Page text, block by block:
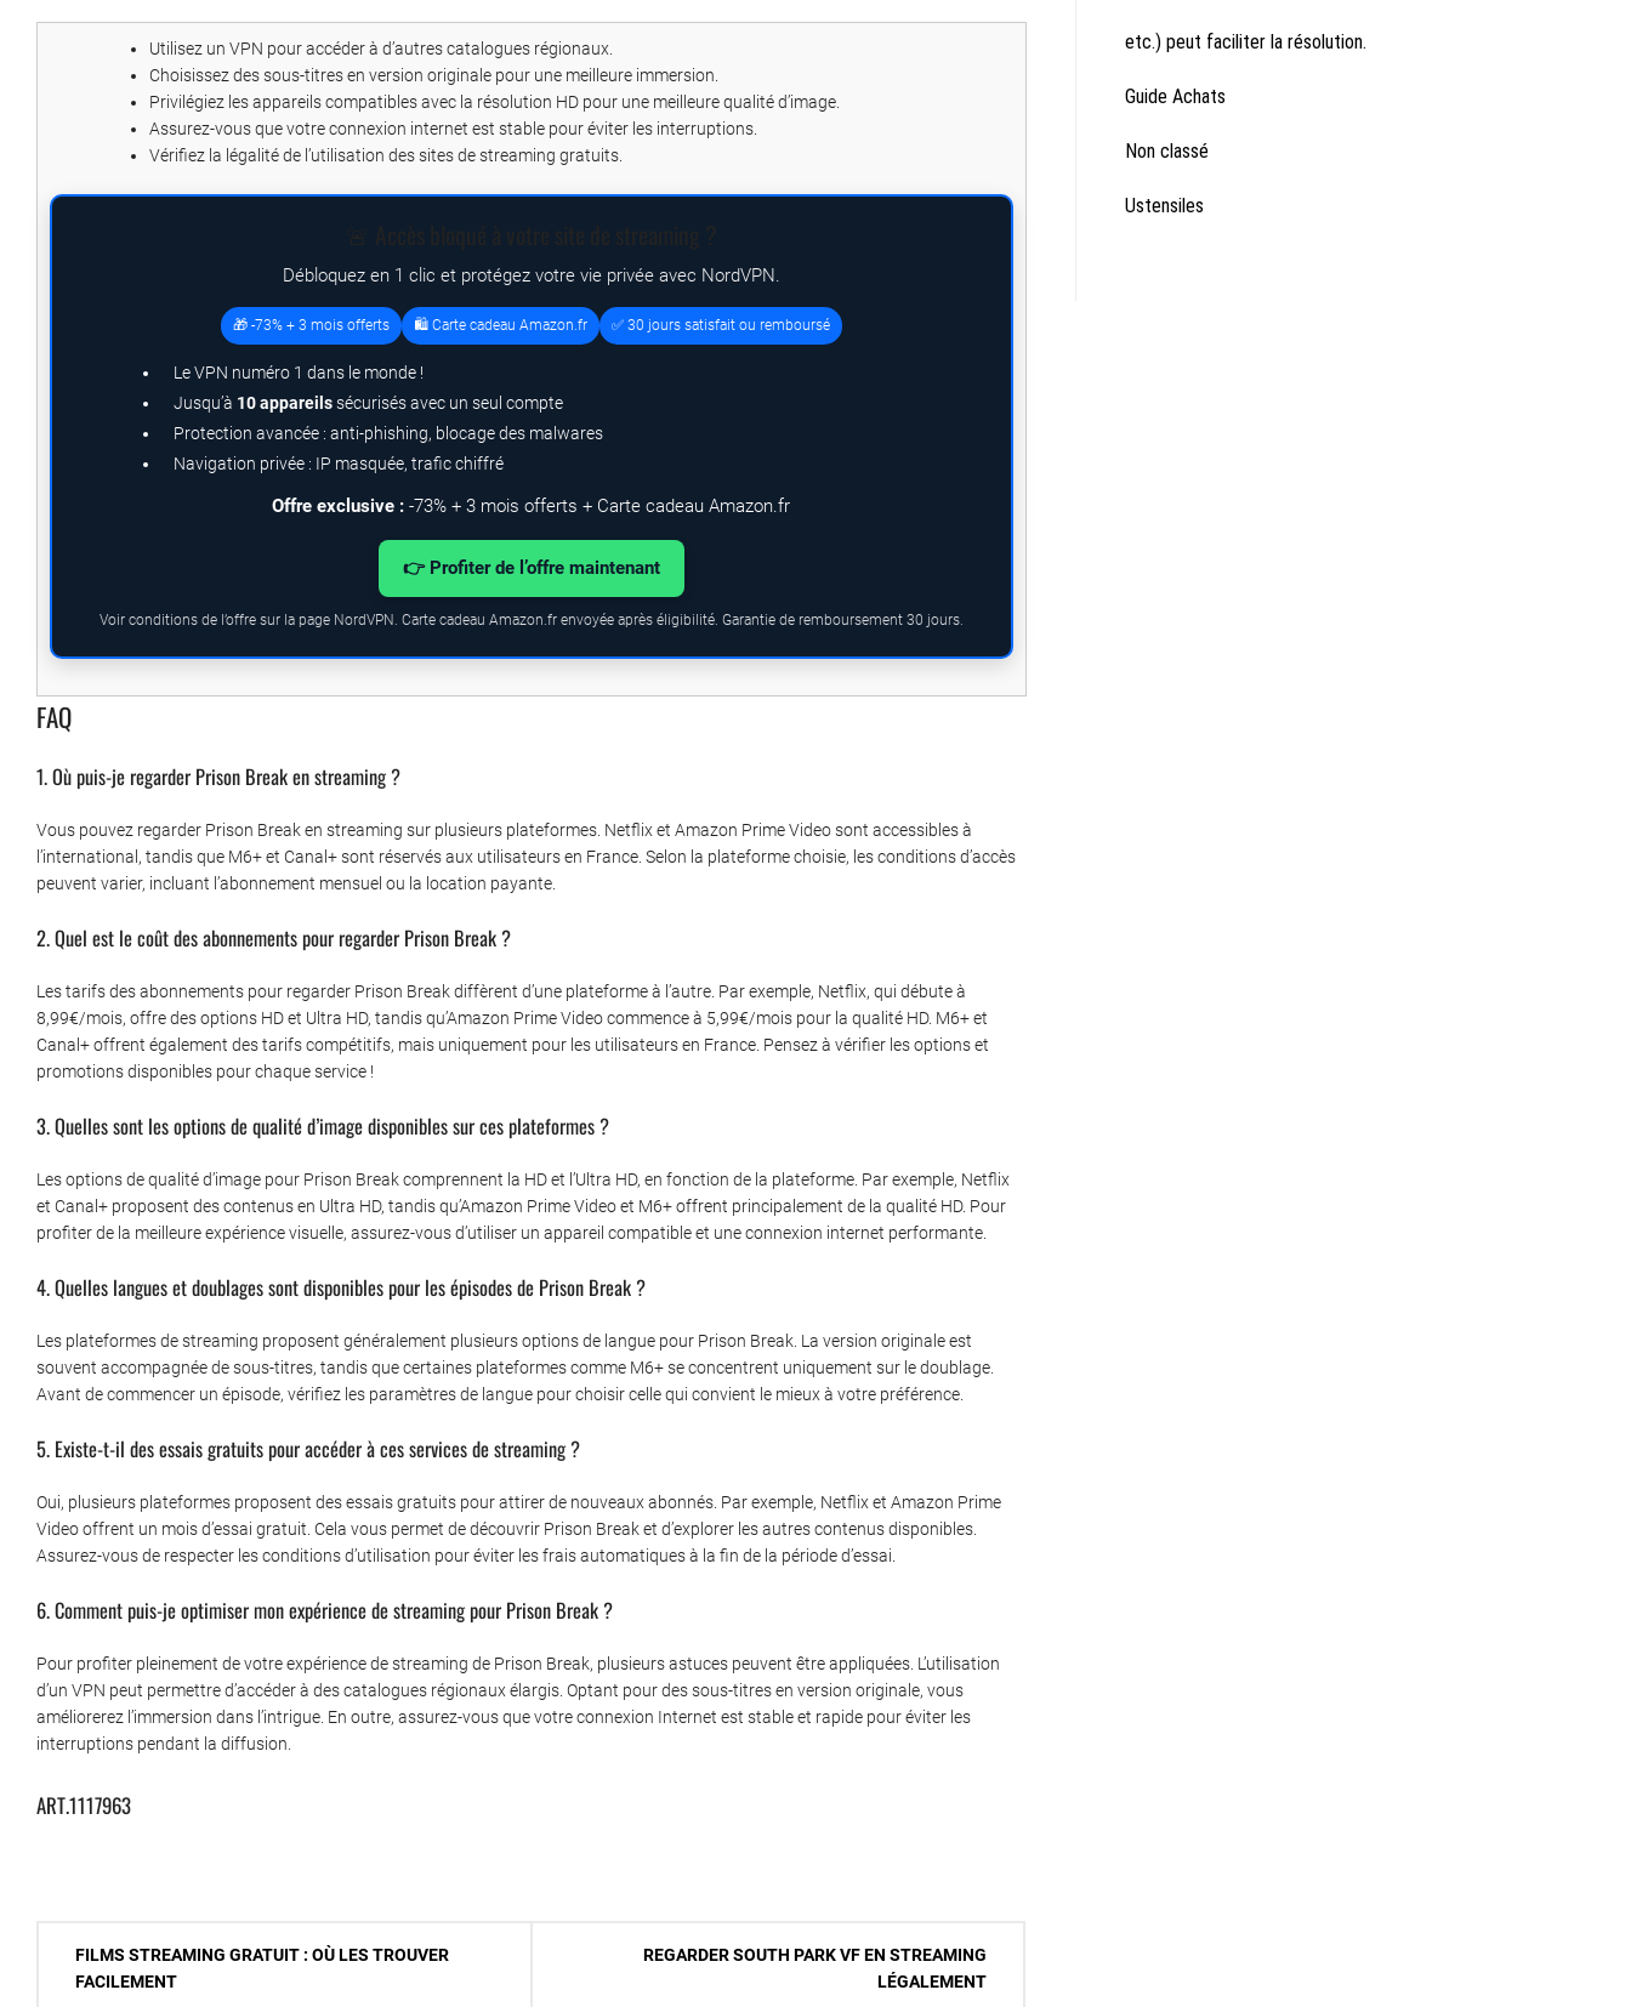
Utilisez un VPN pour accéder à d’autres catalogues régionaux.
Choisissez des sous-titres en version originale pour une meilleure immersion.
Privilégiez les appareils compatibles avec la résolution HD pour une meilleure qualité d’image.
Assurez-vous que votre connexion internet est stable pour éviter les interruptions.
Vérifiez la légalité de l’utilisation des sites de streaming gratuits.
Débloquez en 1 clic et protégez votre vie privée avec NordVPN.
🎁 -73% + 3 mois offerts 🛍️ Carte cadeau Amazon.fr ✅ 30 jours satisfait ou remboursé
Le VPN numéro 1 dans le monde !
Jusqu’à 10 appareilssécurisés avec un seul compte
Protection avancée : anti-phishing, blocage des malwares
Navigation privée : IP masquée, trafic chiffré
Offre exclusive : -73% + 3 mois offerts + Carte cadeau Amazon.fr
👉 Profiter de l’offre maintenant
Voir conditions de l’offre sur la page NordVPN. Carte cadeau Amazon.fr envoyée après éligibilité. Garantie de remboursement 30 jours.
FAQ
1. Où puis-je regarder Prison Break en streaming ?
Vous pouvez regarder Prison Break en streaming sur plusieurs plateformes. Netflix et Amazon Prime Video sont accessibles à
l’international, tandis que M6+ et Canal+ sont réservés aux utilisateurs en France. Selon la plateforme choisie, les conditions d’accès
peuvent varier, incluant l’abonnement mensuel ou la location payante.
2. Quel est le coût des abonnements pour regarder Prison Break ?
Les tarifs des abonnements pour regarder Prison Break diffèrent d’une plateforme à l’autre. Par exemple, Netflix, qui débute à
8,99€/mois, offre des options HD et Ultra HD, tandis qu’Amazon Prime Video commence à 5,99€/mois pour la qualité HD. M6+ et
Canal+ offrent également des tarifs compétitifs, mais uniquement pour les utilisateurs en France. Pensez à vérifier les options et
promotions disponibles pour chaque service !
3. Quelles sont les options de qualité d’image disponibles sur ces plateformes ?
Les options de qualité d’image pour Prison Break comprennent la HD et l’Ultra HD, en fonction de la plateforme. Par exemple, Netflix
et Canal+ proposent des contenus en Ultra HD, tandis qu’Amazon Prime Video et M6+ offrent principalement de la qualité HD. Pour
profiter de la meilleure expérience visuelle, assurez-vous d’utiliser un appareil compatible et une connexion internet performante.
4. Quelles langues et doublages sont disponibles pour les épisodes de Prison Break ?
Les plateformes de streaming proposent généralement plusieurs options de langue pour Prison Break. La version originale est
souvent accompagnée de sous-titres, tandis que certaines plateformes comme M6+ se concentrent uniquement sur le doublage.
Avant de commencer un épisode, vérifiez les paramètres de langue pour choisir celle qui convient le mieux à votre préférence.
5. Existe-t-il des essais gratuits pour accéder à ces services de streaming ?
Oui, plusieurs plateformes proposent des essais gratuits pour attirer de nouveaux abonnés. Par exemple, Netflix et Amazon Prime
Video offrent un mois d’essai gratuit. Cela vous permet de découvrir Prison Break et d’explorer les autres contenus disponibles.
Assurez-vous de respecter les conditions d’utilisation pour éviter les frais automatiques à la fin de la période d’essai.
6. Comment puis-je optimiser mon expérience de streaming pour Prison Break ?
Pour profiter pleinement de votre expérience de streaming de Prison Break, plusieurs astuces peuvent être appliquées. L’utilisation
d’un VPN peut permettre d’accéder à des catalogues régionaux élargis. Optant pour des sous-titres en version originale, vous
améliorerez l’immersion dans l’intrigue. En outre, assurez-vous que votre connexion Internet est stable et rapide pour éviter les
interruptions pendant la diffusion.
ART.1117963
Navigation
FILMS STREAMING GRATUIT : OÙ LES TROUVER
FACILEMENT
REGARDER SOUTH PARK VF EN STREAMING
LÉGALEMENT
etc.) peut faciliter la résolution.
Guide Achats
Non classé
Ustensiles